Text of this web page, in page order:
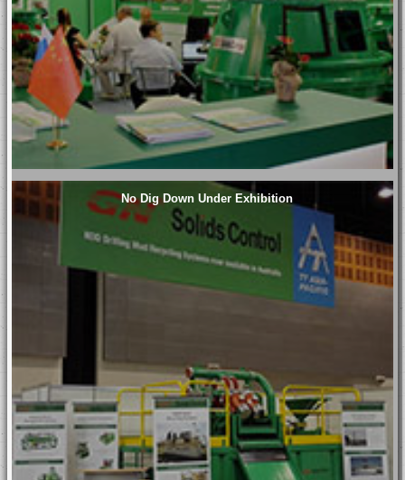
3rd Unit!
30,000BBL
Offshore Liquid
Mud Plant to South
America – Repeat
No Dig Down Under Exhibition